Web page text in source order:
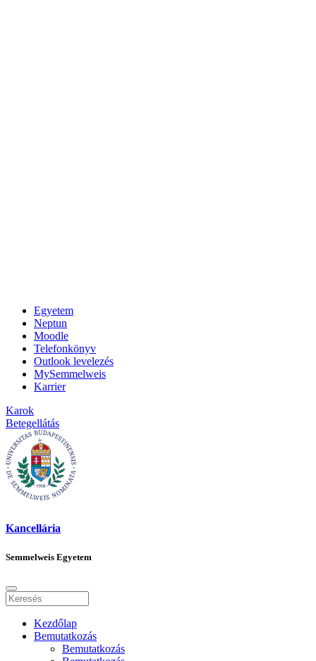
Egyetem
Neptun
Moodle
Telefonkönyv
Outlook levelezés
MySemmelweis
Karrier
Karok
Betegellátás
Kancellária
Semmelweis Egyetem
Kezdőlap
Bemutatkozás
Bemutatkozás